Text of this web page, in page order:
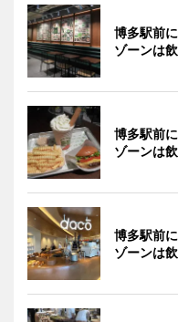
博多駅前
ゾーンは
博多駅前
ゾーンは
博多駅前
ゾーンは